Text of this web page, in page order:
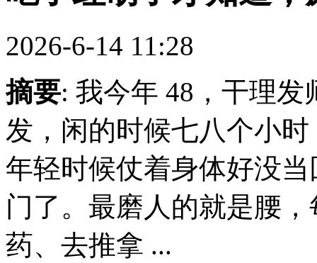
2026-6-14 11:28
摘要: 我今年 48，干理
发，闲的时候七八个小
年轻时候仗着身体好没
门了。最磨人的就是腰
药、去推拿 ...